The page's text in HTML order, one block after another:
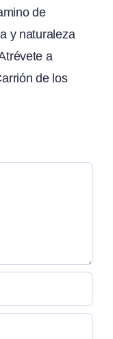
de
y naturaleza
a
de los